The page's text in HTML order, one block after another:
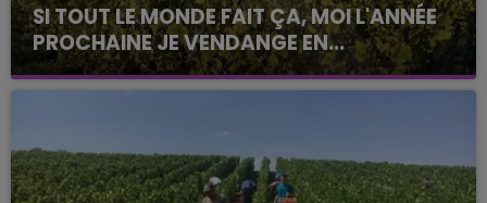
SI TOUT LE MONDE FAIT ÇA, MOI L'ANNÉE
PROCHAINE JE VENDANGE EN...
La vendange en Champagne a débuté ce jeudi 6
août dans la commune de Montgueux (Aube). Du